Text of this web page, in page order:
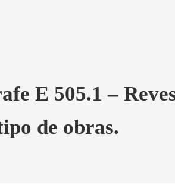
E 505.1 –
de obras.